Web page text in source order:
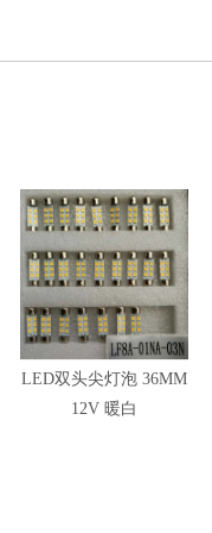
LED双头尖灯泡 36MM
12V 暖白